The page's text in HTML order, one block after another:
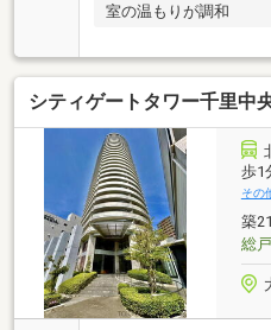
室の温もりが調和
シティゲートタワー千里中
歩1
その
築
総